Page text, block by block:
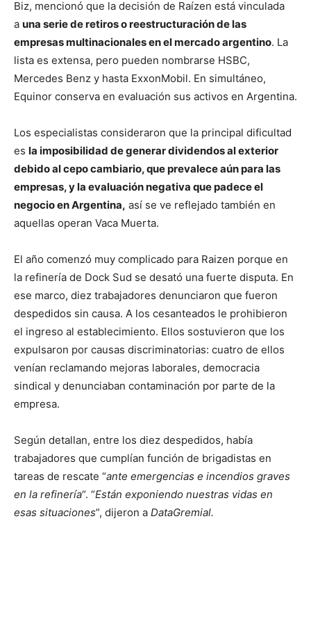
Biz, mencionó que la decisión de Raízen está vinculada
a una serie de retiros o reestructuración de las
empresas multinacionales en el mercado argentino. La
lista es extensa, pero pueden nombrarse HSBC,
Mercedes Benz y hasta ExxonMobil. En simultáneo,
Equinor conserva en evaluación sus activos en Argentina.
Los especialistas consideraron que la principal dificultad
es la imposibilidad de generar dividendos al exterior
debido al cepo cambiario, que prevalece aún para las
empresas, y la evaluación negativa que padece el
negocio en Argentina, así se ve reflejado también en
aquellas operan Vaca Muerta.
El año comenzó muy complicado para Raizen porque en
la refinería de Dock Sud se desató una fuerte disputa. En
ese marco, diez trabajadores denunciaron que fueron
despedidos sin causa. A los cesanteados le prohibieron
el ingreso al establecimiento. Ellos sostuvieron que los
expulsaron por causas discriminatorias: cuatro de ellos
venían reclamando mejoras laborales, democracia
sindical y denunciaban contaminación por parte de la
empresa.
Según detallan, entre los diez despedidos, había
trabajadores que cumplían función de brigadistas en
tareas de rescate “ante emergencias e incendios graves
en la refinería“. “Están exponiendo nuestras vidas en
esas situaciones”, dijeron a DataGremial.